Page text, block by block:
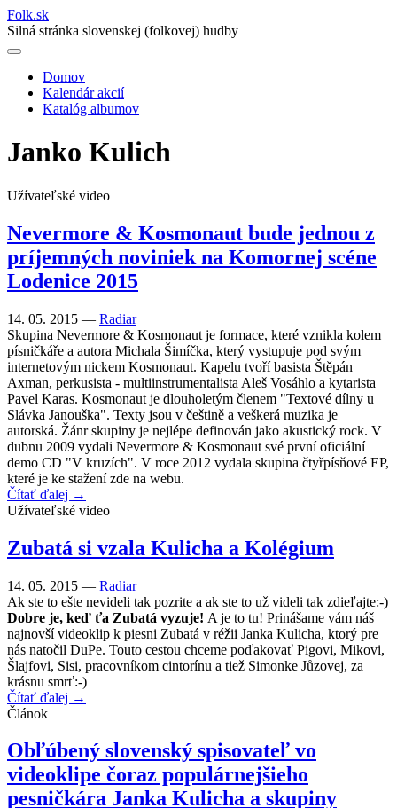
Folk.sk
Silná stránka slovenskej (folkovej) hudby
Main
navigation
Domov
Kalendár akcií
Katalóg albumov
Janko Kulich
Užívateľské video
Nevermore & Kosmonaut bude jednou z
príjemných noviniek na Komornej scéne
Lodenice 2015
14. 05. 2015 — Radiar
Skupina Nevermore & Kosmonaut je formace, které vznikla kolem
písničkáře a autora Michala Šimíčka, který vystupuje pod svým
internetovým nickem Kosmonaut. Kapelu tvoří basista Štěpán
Axman, perkusista - multiinstrumentalista Aleš Vosáhlo a kytarista
Pavel Karas. Kosmonaut je dlouholetým členem "Textové dílny u
Slávka Janouška". Texty jsou v češtině a veškerá muzika je
autorská. Žánr skupiny je nejlépe definován jako akustický rock. V
dubnu 2009 vydali Nevermore & Kosmonaut své první oficiální
demo CD "V kruzích". V roce 2012 vydala skupina čtyřpísňové EP,
které je ke stažení zde na webu.
Čítať ďalej →
Užívateľské video
Zubatá si vzala Kulicha a Kolégium
14. 05. 2015 — Radiar
Ak ste to ešte nevideli tak pozrite a ak ste to už videli tak zdieľajte:-)
Dobre je, keď ťa Zubatá vyzuje! A je to tu! Prinášame vám náš
najnovší videoklip k piesni Zubatá v réžii Janka Kulicha, ktorý pre
nás natočil DuPe. Touto cestou chceme poďakovať Pigovi, Mikovi,
Šlajfovi, Sisi, pracovníkom cintorínu a tiež Simonke Jůzovej, za
krásnu smrť:-)
Čítať ďalej →
Článok
Obľúbený slovenský spisovateľ vo
videoklipe čoraz populárnejšieho
pesničkára Janka Kulicha a skupiny